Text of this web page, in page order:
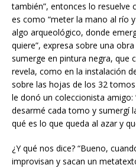
también”, entonces lo resuelve
es como “meter la mano al río
algo arqueológico, donde
quiere”, expresa sobre una
sumerge en pintura negra, que
revela, como en la instalación
sobre las hojas de los 32
le donó un coleccionista
desarmé cada tomo y sumergí
qué es lo que queda al azar y
¿Y qué nos dice? “Bueno,
improvisan y sacan un